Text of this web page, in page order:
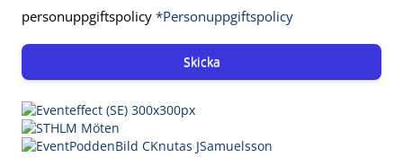
personuppgiftspolicy *Personuppgiftspolicy
Skicka